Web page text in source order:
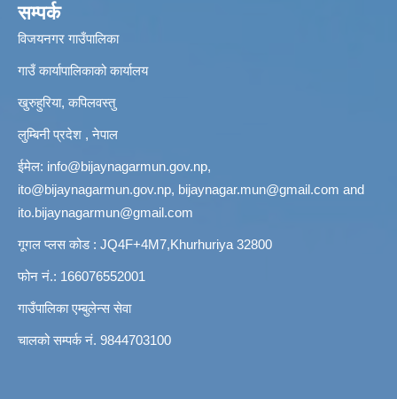
सम्पर्क
विजयनगर गाउँपालिका
गाउँ कार्यापालिकाको कार्यालय
खुरुहुरिया, कपिलवस्तु
लुम्बिनी प्रदेश , नेपाल
ईमेल: info@bijaynagarmun.gov.np,
ito@bijaynagarmun.gov.np, bijaynagar.mun@gmail.com and
ito.bijaynagarmun@gmail.com
गूगल प्लस कोड : JQ4F+4M7,Khurhuriya 32800
फोन नं.: 166076552001
गाउँपालिका एम्बुलेन्स सेवा
चालको सम्पर्क नं. 9844703100